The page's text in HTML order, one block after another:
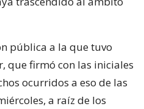
pública a la que tuvo
que firmó con las iniciales
ocurridos a eso de las
a raíz de los